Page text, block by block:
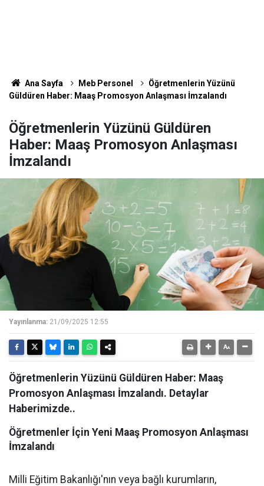
Ana Sayfa Meb Personel
Öğretmenlerin Yüzünü
Güldüren Haber: Maaş Promosyon Anlaşması İmzalandı
Öğretmenlerin Yüzünü Güldüren
Haber: Maaş Promosyon Anlaşması
İmzalandı
Yayınlanma: 21/09/2025 12:55
Öğretmenlerin Yüzünü Güldüren Haber: Maaş
Promosyon Anlaşması İmzalandı. Detaylar
Haberimizde..
Öğretmenler İçin Yeni Maaş Promosyon Anlaşması
İmzalandı
Milli Eğitim Bakanlığı'nın veya bağlı kurumların,